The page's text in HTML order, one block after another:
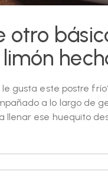
otro
limón
le gusta este postre
a lo largo de
llenar ese huequito